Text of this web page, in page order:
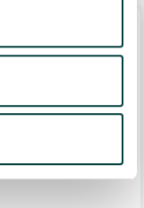
zargenlos,